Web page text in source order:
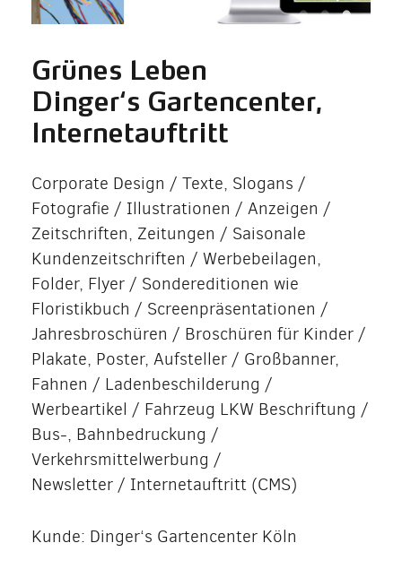
Grünes Leben
Dinger‘s Gartencenter,
Internetauftritt
Corporate Design / Texte, Slogans /
Fotografie / Illustrationen / Anzeigen /
Zeitschriften, Zeitungen / Saisonale
Kundenzeitschriften / Werbebeilagen,
Folder, Flyer / Sondereditionen wie
Floristikbuch / Screenpräsentationen /
Jahresbroschüren / Broschüren für Kinder /
Plakate, Poster, Aufsteller / Großbanner,
Fahnen / Ladenbeschilderung /
Werbeartikel / Fahrzeug LKW Beschriftung /
Bus-, Bahnbedruckung /
Verkehrsmittelwerbung /
Newsletter / Internetauftritt (CMS)
Kunde: Dinger‘s Gartencenter Köln